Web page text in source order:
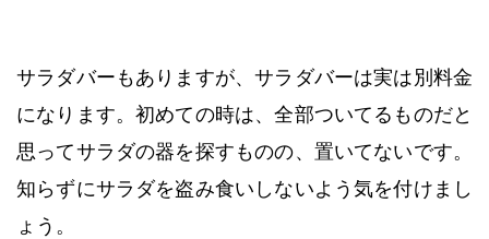
サラダバーもありますが、サラダバーは実は別料金
になります。初めての時は、全部ついてるものだと
思ってサラダの器を探すものの、置いてないです。
知らずにサラダを盗み食いしないよう気を付けまし
ょう。